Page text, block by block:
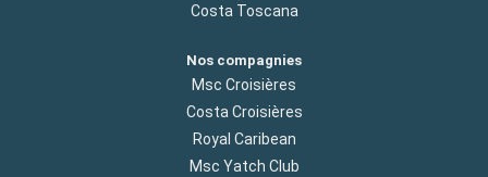
Costa Toscana
Nos compagnies
Msc Croisières
Costa Croisières
Royal Caribean
Msc Yatch Club